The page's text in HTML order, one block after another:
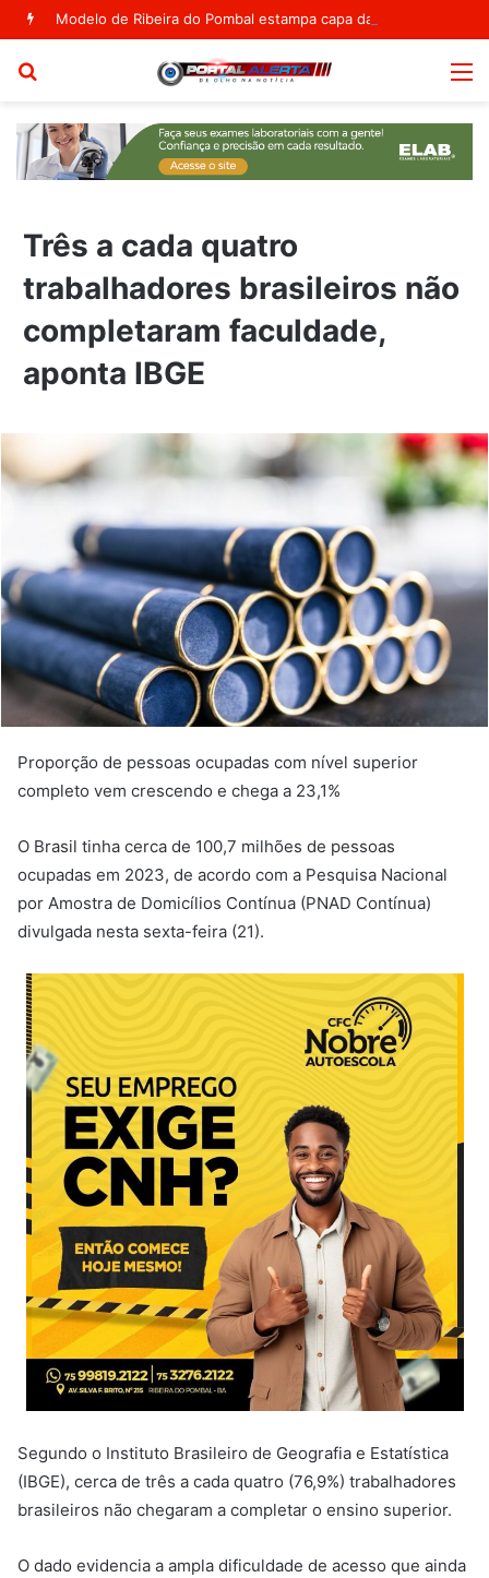
Três a cada quatro
trabalhadores brasileiros não
completaram faculdade,
aponta IBGE
Proporção de pessoas ocupadas com nível superior
completo vem crescendo e chega a 23,1%
O Brasil tinha cerca de 100,7 milhões de pessoas
ocupadas em 2023, de acordo com a Pesquisa Nacional
por Amostra de Domicílios Contínua (PNAD Contínua)
divulgada nesta sexta-feira (21).
Segundo o Instituto Brasileiro de Geografia e Estatística
(IBGE), cerca de três a cada quatro (76,9%) trabalhadores
brasileiros não chegaram a completar o ensino superior.
O dado evidencia a ampla dificuldade de acesso que ainda